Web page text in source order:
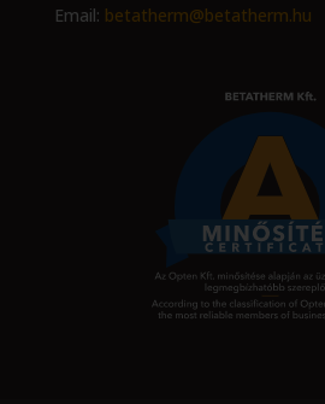
Email: betatherm@betatherm.hu